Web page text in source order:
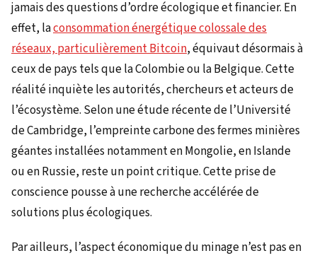
jamais des questions d’ordre écologique et financier. En
effet, laconsommation énergétique colossale des
réseaux, particulièrement Bitcoin, équivaut désormais à
ceux de pays tels que la Colombie ou la Belgique. Cette
réalité inquiète les autorités, chercheurs et acteurs de
l’écosystème. Selon une étude récente de l’Université
de Cambridge, l’empreinte carbone des fermes minières
géantes installées notamment en Mongolie, en Islande
ou en Russie, reste un point critique. Cette prise de
conscience pousse à une recherche accélérée de
solutions plus écologiques.
Par ailleurs, l’aspect économique du minage n’est pas en